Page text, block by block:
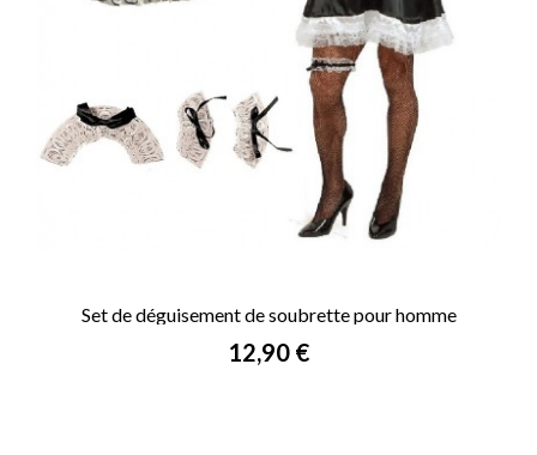
Set de déguisement de soubrette pour homme
Prix
12,90 €